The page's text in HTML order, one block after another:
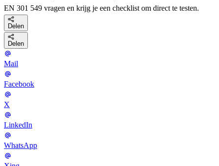
EN 301 549 vragen en krijg je een checklist om direct te testen.
Delen
Delen
Mail
Facebook
X
LinkedIn
WhatsApp